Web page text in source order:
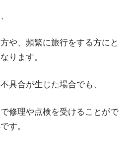
や、頻繁に旅行をする方にと
ります。
具合が生じた場合でも、
修理や点検を受けることがで
す。